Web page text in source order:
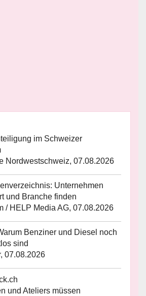
im Schweizer
Nordwestschweiz, 07.08.2026
Unternehmen
und Branche finden
/ HELP Media AG, 07.08.2026
Benziner und Diesel noch
sind
07.08.2026
und Ateliers müssen